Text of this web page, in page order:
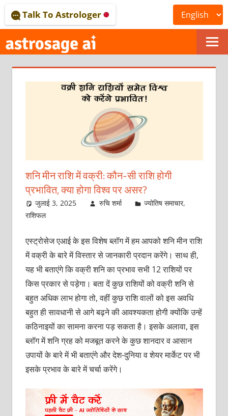
to
content
ONLINE
ASTROLOGICAL
JOURNAL
–
ASTROSAGE
MAGAZINE
Talk To Astrologer
शनि मीन राशि में वक्री: कौन-सी राशि होगी
प्रभावित, क्या होगा विश्व पर असर?
जुलाई 3, 2025 रुचि शर्मा ज्योतिष समाचार,
राशिफल
एस्ट्रोसेज एआई के इस विशेष ब्लॉग में हम आपको शनि मीन राशि
में वक्री के बारे में विस्तार से जानकारी प्रदान करेंगे। साथ ही,
यह भी बताएंगे कि वक्री शनि का प्रभाव सभी 12 राशियों पर
किस प्रकार से पड़ेगा। बता दें कुछ राशियों को वक्री शनि से
बहुत अधिक लाभ होगा तो, वहीं कुछ राशि वालों को इस अवधि
बहुत ही सावधानी से आगे बढ़ने की आवश्यकता होगी क्योंकि उन्हें
कठिनाइयों का सामना करना पड़ सकता है। इसके अलावा, इस
ब्लॉग में शनि ग्रह को मजबूत करने के कुछ शानदार व आसान
उपायों के बारे में भी बताएंगे और देश-दुनिया व शेयर मार्केट पर भी
इसके प्रभाव के बारे में चर्चा करेंगे।